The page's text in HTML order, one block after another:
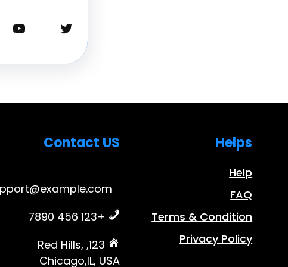
تويتر
يوتيوب
Helps
Help
FAQ
Terms & Condition
Privacy Policy
Contact US
+123 456 7890
123, Red Hills,
Chicago,IL, USA